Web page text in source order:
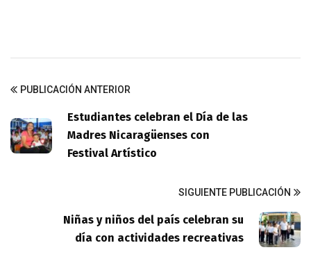
PUBLICACIÓN ANTERIOR
Estudiantes celebran el Día de las
Madres Nicaragüenses con
Festival Artístico
SIGUIENTE PUBLICACIÓN
Niñas y niños del país celebran su
día con actividades recreativas